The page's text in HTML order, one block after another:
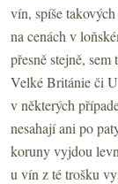
vín, spíše
na cenách v
přesně stejně,
Velké Británie či
v některých
nesahají ani po
koruny vyjdou
u vín z té trošku